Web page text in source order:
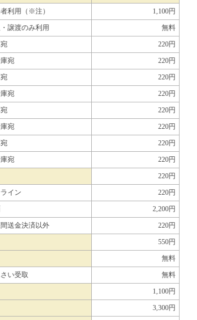
利用（※注） 1,100円
譲渡のみ利用 無料
220円
宛 220円
220円
宛 220円
220円
宛 220円
220円
宛 220円
220円
イン 220円
2,200円
送金決済以外 220円
550円
無料
い受取 無料
1,100円
3,300円